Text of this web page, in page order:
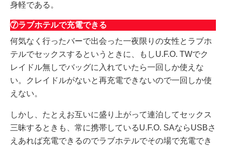
身軽である。
⑦ラブホテルで充電できる
何気なく行ったバーで出会った一夜限りの女性とラブホ
テルでセックスするというときに、もしU.F.O. TWでク
レイドル無しでバッグに入れていたら一回しか使えな
い。クレイドルがないと再充電できないので一回しか使
えない。
しかし、たとえお互いに盛り上がって連泊してセックス
三昧するときも、常に携帯しているU.F.O. SAならUSBさ
えあれば充電できるのでラブホテルでその場で充電でき